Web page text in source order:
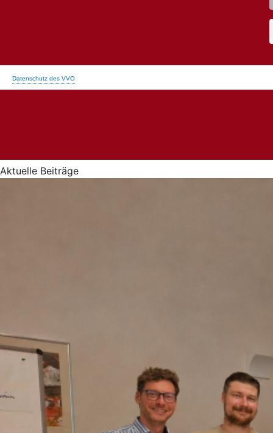
Aktuelle Beiträge